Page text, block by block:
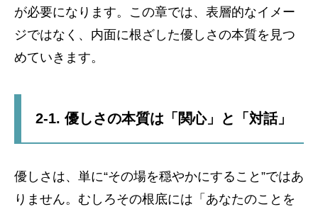
が必要になります。この章では、表層的なイメー
ジではなく、内面に根ざした優しさの本質を見つ
めていきます。
2-1. 優しさの本質は「関心」と「対話」
優しさは、単に“その場を穏やかにすること”ではあ
りません。むしろその根底には「あなたのことを